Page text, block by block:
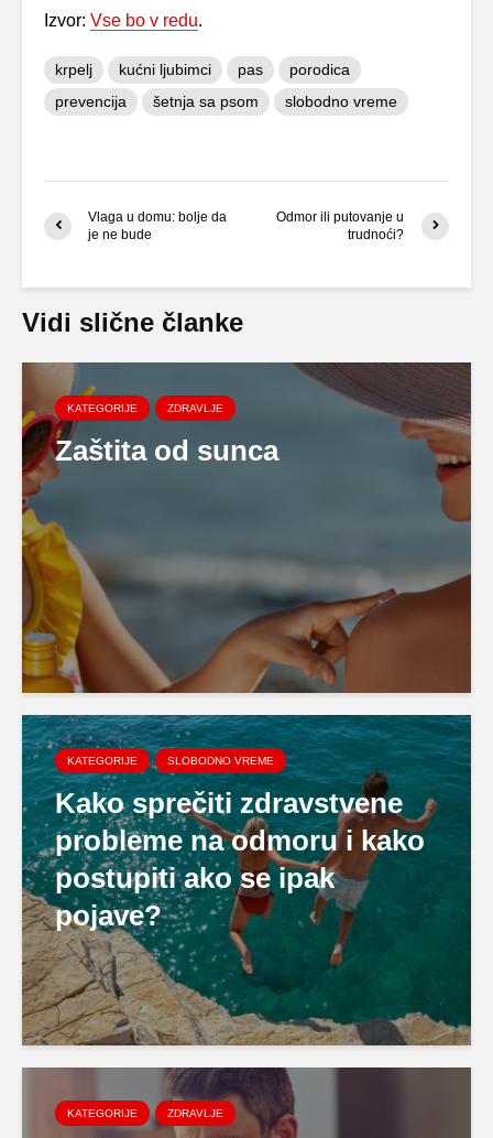
Izvor: Vse bo v redu.
krpelj kućni ljubimci pas
porodica
prevencija
šetnja sa psom slobodno vreme
Vlaga u domu: bolje da
je ne bude
Odmor ili putovanje u
trudnoći?
Vidi slične članke
KATEGORIJE ZDRAVLJE
Zaštita od sunca
KATEGORIJE SLOBODNO VREME
Kako sprečiti zdravstvene
probleme na odmoru i kako
postupiti ako se ipak
pojave?
KATEGORIJE ZDRAVLJE